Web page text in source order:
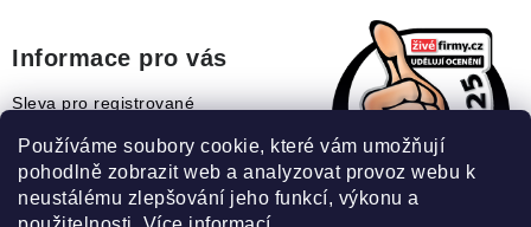
Používáme soubory cookie, které vám umožňují
pohodlně zobrazit web a analyzovat provoz webu k
neustálému zlepšování jeho funkcí, výkonu a
Informace pro vás
Sleva pro registrované
Jak uplatnit slevový kupón?
Jak nakupovat?
Slovník pojmů